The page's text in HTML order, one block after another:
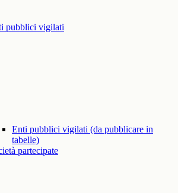
pubblici vigilati
Enti pubblici vigilati (da pubblicare in
tabelle)
partecipate